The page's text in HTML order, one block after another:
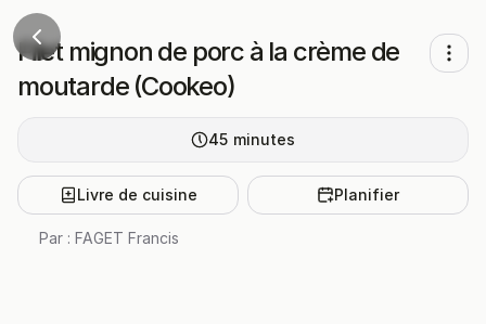
Filet mignon de porc à la crème de
moutarde (Cookeo)
45 minutes
Livre de cuisine Planifier
Par : FAGET Francis